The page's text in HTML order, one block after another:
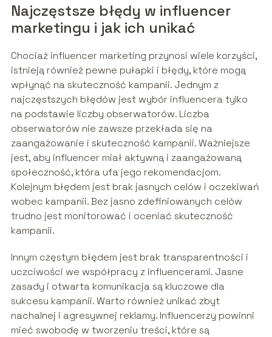
Najczęstsze błędy w influencer
marketingu i jak ich unikać
Chociaż influencer marketing przynosi wiele korzyści,
istnieją również pewne pułapki i błędy, które mogą
wpłynąć na skuteczność kampanii. Jednym z
najczęstszych błędów jest wybór influencera tylko
na podstawie liczby obserwatorów. Liczba
obserwatorów nie zawsze przekłada się na
zaangażowanie i skuteczność kampanii. Ważniejsze
jest, aby influencer miał aktywną i zaangażowaną
społeczność, która ufa jego rekomendacjom.
Kolejnym błędem jest brak jasnych celów i oczekiwań
wobec kampanii. Bez jasno zdefiniowanych celów
trudno jest monitorować i oceniać skuteczność
kampanii.
Innym częstym błędem jest brak transparentności i
uczciwości we współpracy z influencerami. Jasne
zasady i otwarta komunikacja są kluczowe dla
sukcesu kampanii. Warto również unikać zbyt
nachalnej i agresywnej reklamy. Influencerzy powinni
mieć swobodę w tworzeniu treści, które są